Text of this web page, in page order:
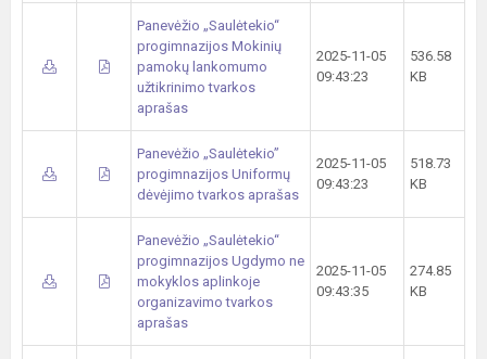
Panevėžio „Saulėtekio“
progimnazijos Mokinių
pamokų lankomumo
užtikrinimo tvarkos
aprašas
2025-11-05
09:43:23
536.58
KB
Panevėžio „Saulėtekio”
progimnazijos Uniformų
dėvėjimo tvarkos aprašas
2025-11-05
09:43:23
518.73
KB
Panevėžio „Saulėtekio“
progimnazijos Ugdymo ne
mokyklos aplinkoje
organizavimo tvarkos
aprašas
2025-11-05
09:43:35
274.85
KB